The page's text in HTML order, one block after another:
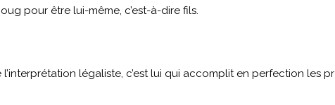
pour être lui-même, c’est-à-dire fils.
légaliste, c’est lui qui accomplit en perfection les